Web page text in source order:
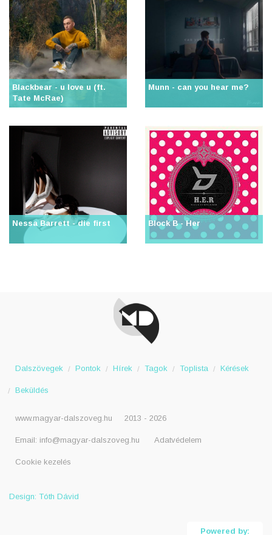
Blackbear - u love u (ft.
Tate McRae)
Munn - can you hear me?
Nessa Barrett - die first Block B - Her
Dalszövegek Pontok Hírek Tagok Toplista Kérések
Beküldés
www.magyar-dalszoveg.hu 2013 - 2026
Email: info@magyar-dalszoveg.hu Adatvédelem
Cookie kezelés
Design: Tóth Dávid
Powered by: